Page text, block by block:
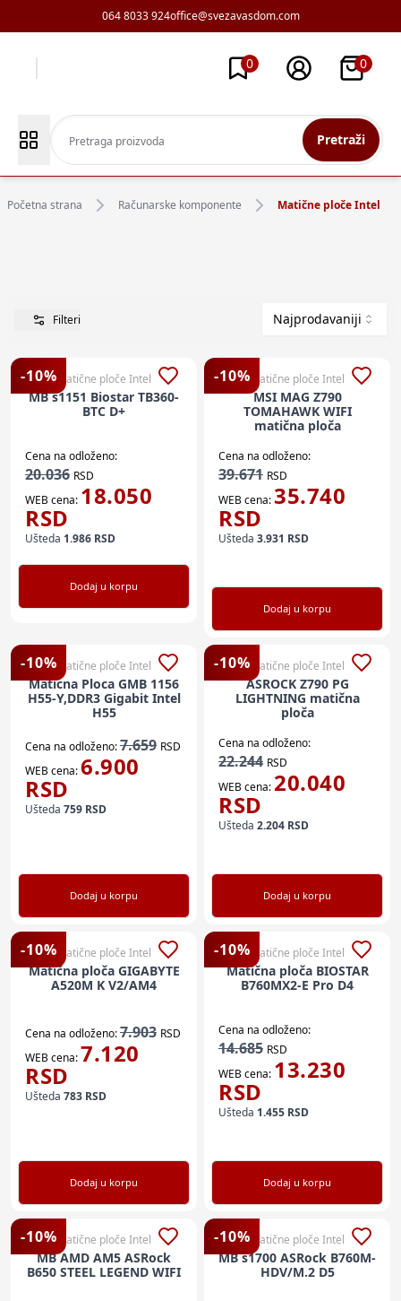
064 8033 924office@svezavasdom.com
0 0
Pretraži
Početna strana Računarske komponente Matične ploče Intel
Filteri Najprodavaniji
-10% Matične ploče Intel
MB s1151 Biostar TB360-
BTC D+
Cena na odloženo:
20.036 RSD
WEB cena: 18.050
RSD
Ušteda 1.986 RSD
Dodaj u korpu
-10% Matične ploče Intel
MSI MAG Z790
TOMAHAWK WIFI
matična ploča
Cena na odloženo:
39.671 RSD
WEB cena:35.740
RSD
Ušteda 3.931 RSD
Dodaj u korpu
-10% Matične ploče Intel
Maticna Ploca GMB 1156
H55-Y,DDR3 Gigabit Intel
H55
Cena na odloženo:7.659 RSD
WEB cena:6.900
RSD
Ušteda 759 RSD
Dodaj u korpu
-10% Matične ploče Intel
ASROCK Z790 PG
LIGHTNING matična
ploča
Cena na odloženo:
22.244 RSD
WEB cena: 20.040
RSD
Ušteda 2.204 RSD
Dodaj u korpu
-10% Matične ploče Intel
Matična ploča GIGABYTE
A520M K V2/AM4
Cena na odloženo:7.903 RSD
WEB cena:7.120
RSD
Ušteda 783 RSD
Dodaj u korpu
-10% Matične ploče Intel
Matična ploča BIOSTAR
B760MX2-E Pro D4
Cena na odloženo:
14.685 RSD
WEB cena: 13.230
RSD
Ušteda 1.455 RSD
Dodaj u korpu
-10% Matične ploče Intel
MB AMD AM5 ASRock
B650 STEEL LEGEND WIFI
-10% Matične ploče Intel
MB s1700 ASRock B760M-
HDV/M.2 D5